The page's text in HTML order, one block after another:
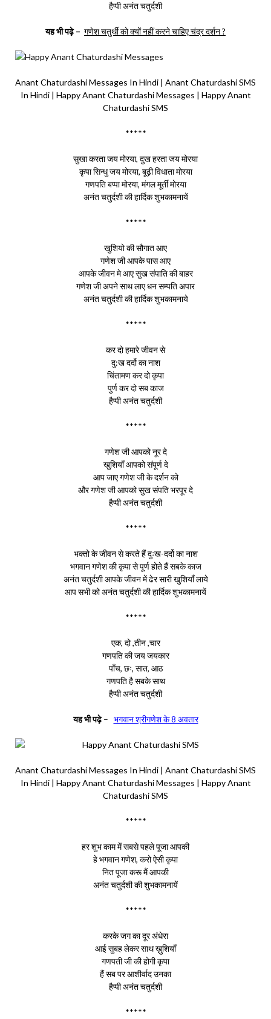
हैप्पी अनंत चतुर्दशी
यह भी पढ़े – गणेश चतुर्थी को क्यों नहीं करने चाहिए चंद्र दर्शन ?
Anant Chaturdashi Messages In Hindi | Anant Chaturdashi SMS
In Hindi | Happy Anant Chaturdashi Messages | Happy Anant
Chaturdashi SMS
*****
सुखा करता जय मोरया, दुख हरता जय मोरया
कृपा सिन्धु जय मोरया, बूढ़ी विधाता मोरया
गणपति बप्पा मोरया, मंगल मूर्ती मोरया
अनंत चतुर्दशी की हार्दिक शुभकामनायें
*****
खुशियो की सौगात आए
गणेश जी आपके पास आए
आपके जीवन मे आए सुख संपाति की बाहर
गणेश जी अपने साथ लाए धन सम्पति अपार
अनंत चतुर्दशी की हार्दिक शुभकामनाये
*****
कर दो हमारे जीवन से
दु:ख दर्दो का नाश
चिंतामण कर दो कृपा
पुर्ण कर दो सब काज
हैप्पी अनंत चतुर्दशी
*****
गणेश जी आपको नूर दे
खुशियाँ आपको संपूर्ण दे
आप जाए गणेश जी के दर्शन को
और गणेश जी आपको सुख संपति भरपूर दे
हैप्पी अनंत चतुर्दशी
*****
भक्तो के जीवन से करते हैं दुःख-दर्दो का नाश
भगवान गणेश की कृपा से पूर्ण होते हैं सबके काज
अनंत चतुर्दशी आपके जीवन में ढेर सारी खुशियाँ लाये
आप सभी को अनंत चतुर्दशी की हार्दिक शुभकामनायें
*****
एक, दो ,तीन ,चार
गणपति की जय जयकार
पाँच, छः, सात, आठ
गणपति है सबके साथ
हैप्पी अनंत चतुर्दशी
यह भी पढ़े– भगवान श्रीगणेश के 8 अवतार
Anant Chaturdashi Messages In Hindi | Anant Chaturdashi SMS
In Hindi | Happy Anant Chaturdashi Messages | Happy Anant
Chaturdashi SMS
*****
हर शुभ काम में सबसे पहले पूजा आपकी
हे भगवान गणेश, करो ऐसी कृपा
नित पूजा करू मैं आपकी
अनंत चतुर्दशी की शुभकामनायें
*****
करके जग का दूर अंधेरा
आई सुबह लेकर साथ ख़ुशियाँ
गणपती जी की होगी कृपा
हैं सब पर आशीर्वाद उनका
हैप्पी अनंत चतुर्दशी
*****